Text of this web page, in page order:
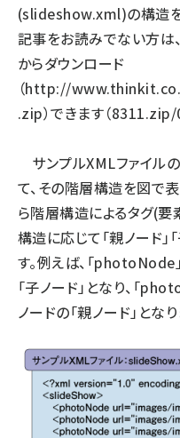
(slideshow.xml)の構造を
記事をお読みでない方は
からダウンロード
（http://
.zip）できます（8311.zip/
サンプルXMLファイル
て、その階層構造を図で
ら階層構造によるタグ(要
構造に応じて「親ノード」
す。例えば、「photoNode
「子ノード」となり、「
ノードの「親ノード」となり